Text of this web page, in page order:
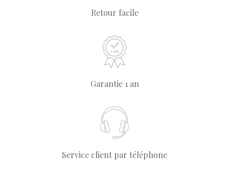
Retour facile
Garantie 1 an
Service client par téléphone